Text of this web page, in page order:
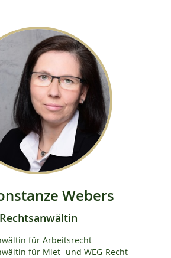
Webers
Rechtsanwältin
für Arbeitsrecht
für Miet- und WEG-Recht